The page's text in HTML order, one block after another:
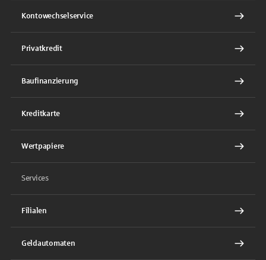
Kontowechselservice
Privatkredit
Baufinanzierung
Kreditkarte
Wertpapiere
Services
Filialen
Geldautomaten